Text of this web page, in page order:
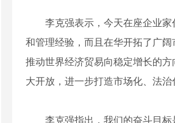
李克强表示，今天在座企业
和管理经验，而且在华开拓了广
推动世界经济贸易向稳定增长的
大开放，进一步打造市场化、法
李克强指出，我们的奋斗目